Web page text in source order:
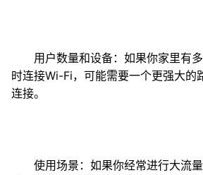
用户数量和设备：如果你家里有
时连接Wi-Fi，可能需要一个更强大的
连接。
使用场景：如果你经常进行大流